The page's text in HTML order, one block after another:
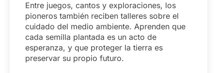
Entre juegos, cantos y exploraciones, los
pioneros también reciben talleres sobre el
cuidado del medio ambiente. Aprenden que
cada semilla plantada es un acto de
esperanza, y que proteger la tierra es
preservar su propio futuro.